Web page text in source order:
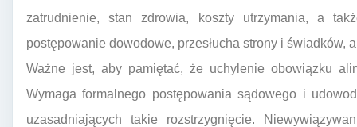
zatrudnienie, stan zdrowia, koszty utrzymania, a
postępowanie dowodowe, przesłucha strony i świadków,
Ważne jest, aby pamiętać, że uchylenie obowiązku
Wymaga formalnego postępowania sądowego i
uzasadniających takie rozstrzygnięcie.